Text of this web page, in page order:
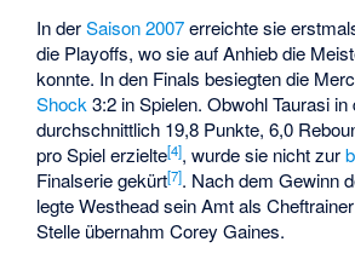
In derSaison 2007erreichte sie
die Playoffs, wo sie auf Anhieb die
konnte. In den Finals besiegten die
Shock3:2 in Spielen. Obwohl Taurasi
durchschnittlich 19,8 Punkte, 6,0
pro Spiel erzielte[4], wurde sie nicht zur
Finalserie gekürt[7]. Nach dem Gewinn
legte Westhead sein Amt als
Stelle übernahmCorey Gaines.